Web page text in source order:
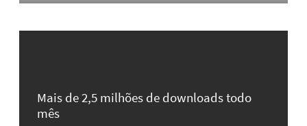
Mais de 2,5 milhões de downloads todo
mês